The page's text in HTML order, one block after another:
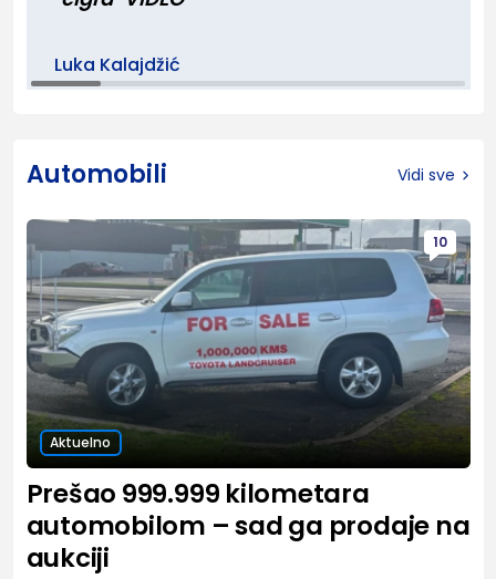
Luka Kalajdžić
Automobili Vidi sve
10
Aktuelno
Prešao 999.999 kilometara
automobilom – sad ga prodaje na
aukciji